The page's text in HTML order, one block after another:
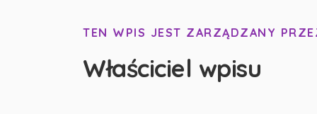
TEN WPIS JEST ZARZĄDZANY
Właściciel wpisu